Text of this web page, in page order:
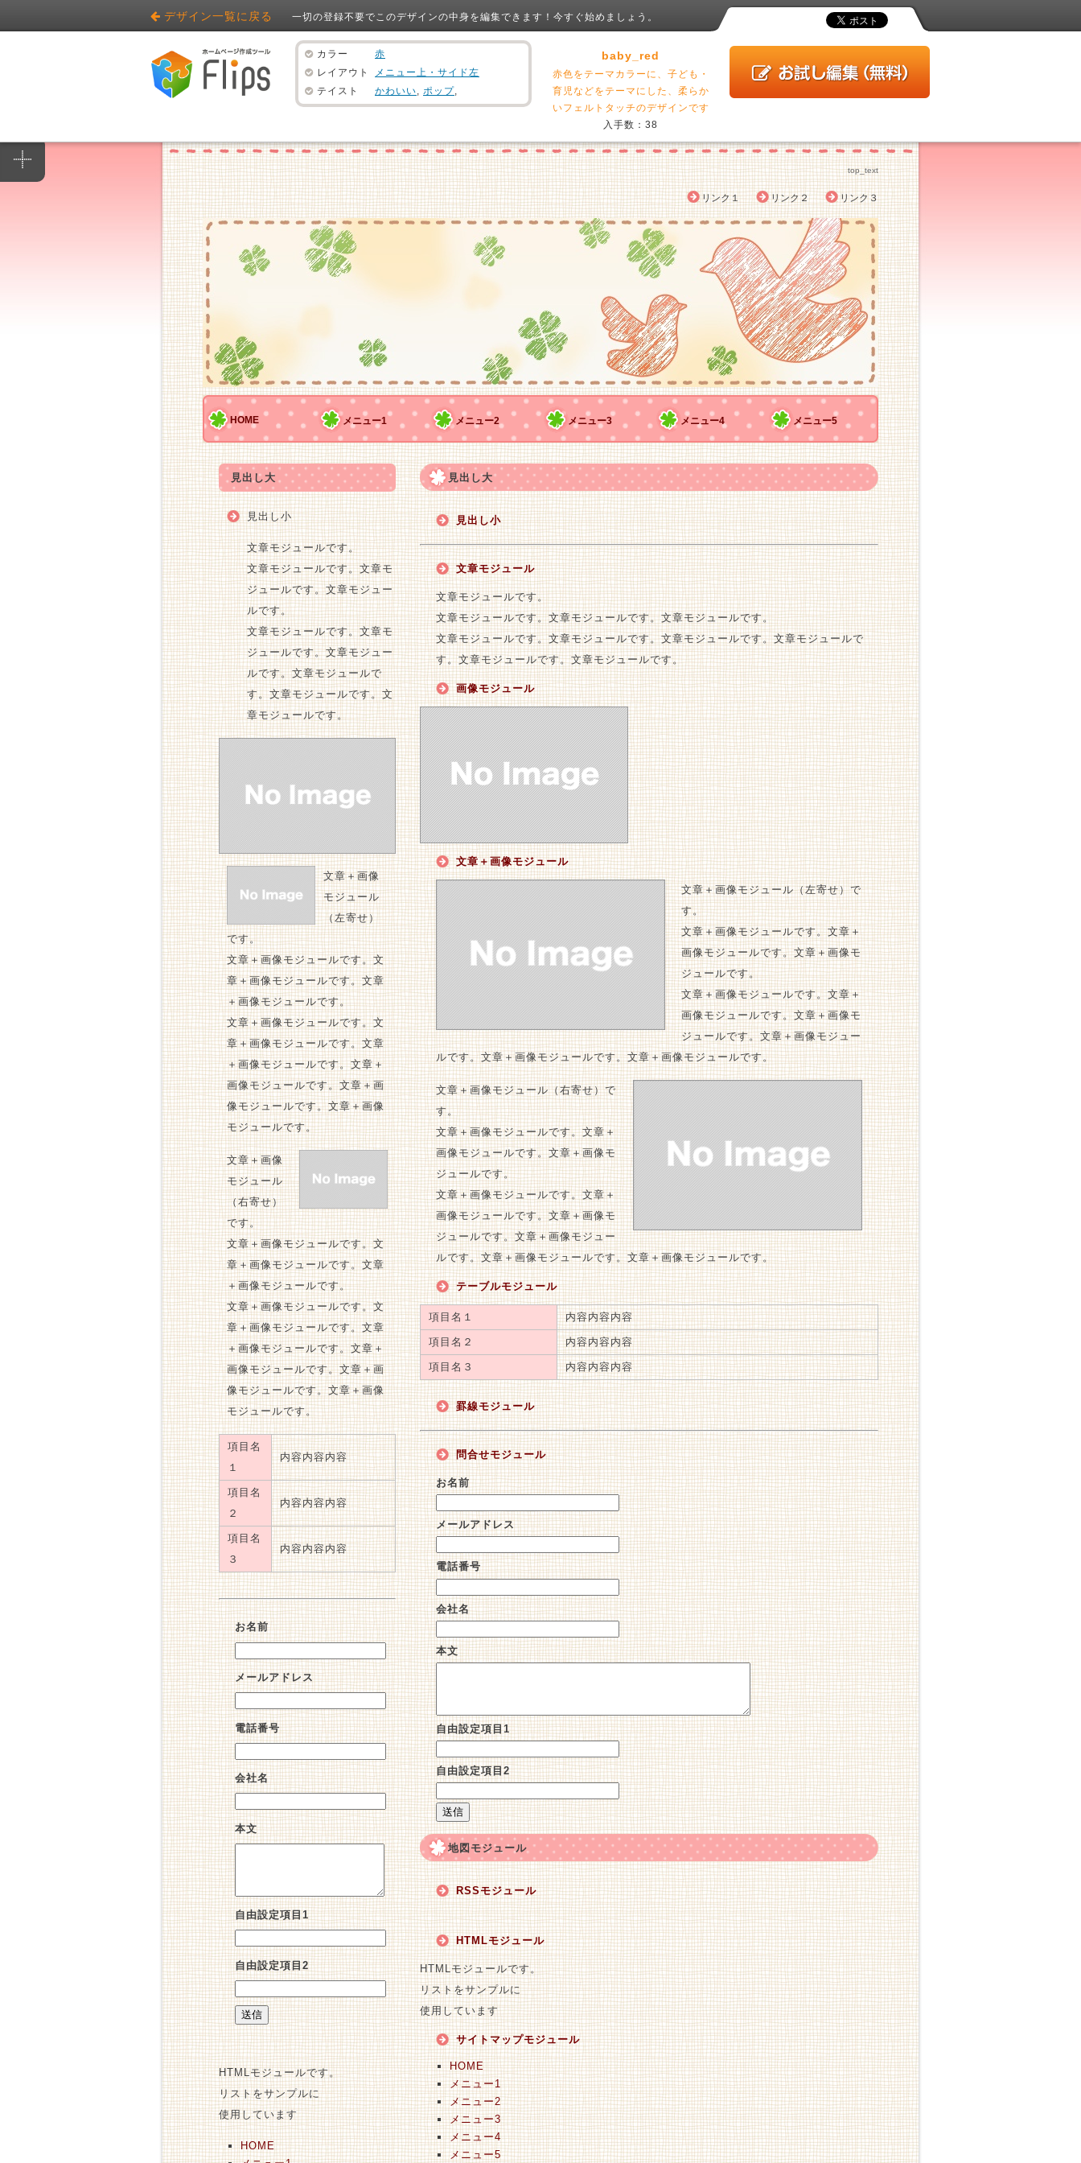
デザイン一覧に戻る 一切の登録不要でこのデザインの中身を編集できます！今すぐ始めましょう。
カラー
赤
レイアウト
メニュー上・サイド左
テイスト
かわいい, ポップ,
baby_red
赤色をテーマカラーに、子ども・
育児などをテーマにした、柔らか
いフェルトタッチのデザインです
入手数：38